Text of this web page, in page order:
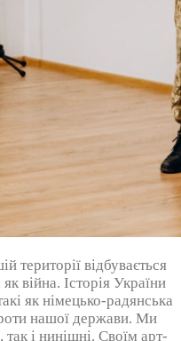
території відбувається
війна. Історія України
як німецько-радянська
нашої держави. Ми
і нинішні. Своїм арт-